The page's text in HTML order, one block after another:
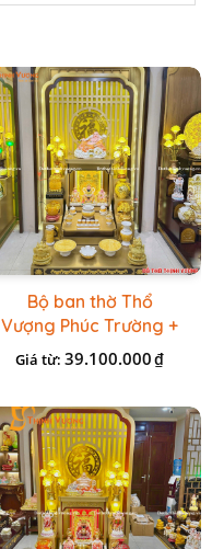
Bộ ban thờ Thổ
Vượng Phúc Trường +
Đồ Sứ Vàng Đá Cao
Giá từ: 39.100.000₫